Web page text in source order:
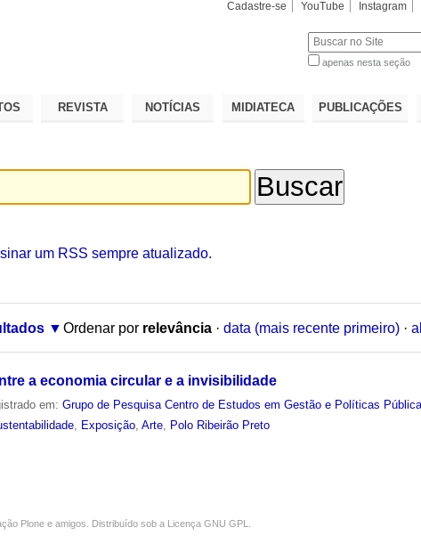
Cadastre-se YouTube Instagram
apenas nesta seção
REVISTA NOTÍCIAS MIDIATECA PUBLICAÇÕES
um RSS sempre atualizado.
Ordenar por relevância · data (mais recente primeiro) ·
a economia circular e a invisibilidade
em:Grupo de Pesquisa Centro de Estudos em Gestão e Políticas
Exposição ,Arte Polo Ribeirão Preto
Plone e amigos. Distribuído sob a Licença GNU GPL